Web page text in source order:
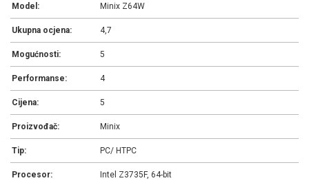
Model: Minix Z64W
Ukupna ocjena: 4,7
Mogućnosti: 5
Performanse: 4
Cijena: 5
Proizvođač: Minix
Tip: PC/ HTPC
Procesor: Intel Z3735F, 64-bit